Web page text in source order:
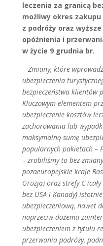
leczenia za granicą
możliwy okres
z podróży oraz
opóźnienia i
w życie 9 grudnia br.
– Zmiany, które
ubezpieczenia
bezpieczeństwa klientów
Kluczowym elementem
ubezpieczenie kosztów
zachorowania lub
maksymalną sumę
popularnych pakietach –
– zrobiliśmy to bez
pozaeuropejskie kraje
Gruzja) oraz strefy C
bez USA i Kanady)
ubezpieczeniową, nawet
naprzeciw dużemu
ubezpieczeniem z tytułu
przerwania podróży,